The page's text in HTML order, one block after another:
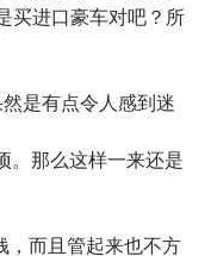
买进口豪车对吧？所
是有点令人感到迷
。那么这样一来还是
，而且管起来也不方